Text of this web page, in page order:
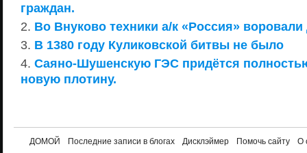
граждан.
Во Внуково техники а/к «Россия»
В 1380 году Куликовской битвы не было
Саяно-Шушенскую ГЭС придётся
новую плотину.
ДОМОЙ Последние записи в блогах Дисклэймер Помочь сайту О